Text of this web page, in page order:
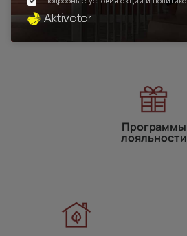
Наши преимущества
Программы
лояльности